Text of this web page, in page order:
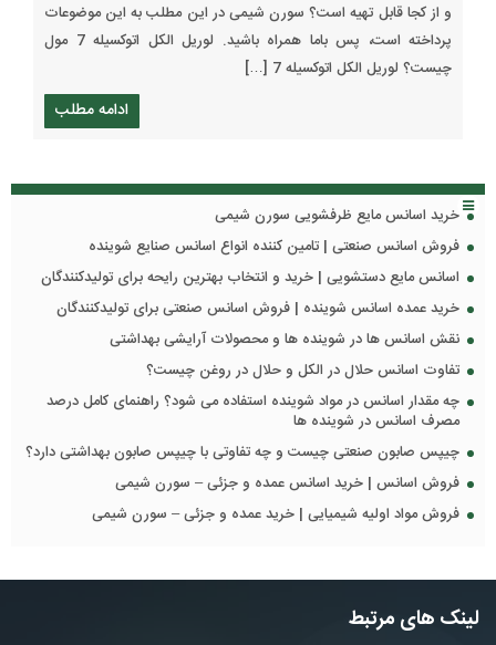
و از کجا قابل تهیه است؟ سورن شیمی در این مطلب به این موضوعات
پرداخته است، پس باما همراه باشید. لوریل الکل اتوکسیله 7 مول
چیست؟ لوریل الکل اتوکسیله 7 […]
ادامه مطلب
خرید اسانس مایع ظرفشویی سورن شیمی
فروش اسانس صنعتی | تامین کننده انواع اسانس صنایع شوینده
اسانس مایع دستشویی | خرید و انتخاب بهترین رایحه برای تولیدکنندگان
خرید عمده اسانس شوینده | فروش اسانس صنعتی برای تولیدکنندگان
نقش اسانس ها در شوینده ها و محصولات آرایشی بهداشتی
تفاوت اسانس حلال در الکل و حلال در روغن چیست؟
چه مقدار اسانس در مواد شوینده استفاده می شود؟ راهنمای کامل درصد
مصرف اسانس در شوینده ها
چیپس صابون صنعتی چیست و چه تفاوتی با چیپس صابون بهداشتی دارد؟
فروش اسانس | خرید اسانس عمده و جزئی – سورن شیمی
فروش مواد اولیه شیمیایی | خرید عمده و جزئی – سورن شیمی
لینک های مرتبط